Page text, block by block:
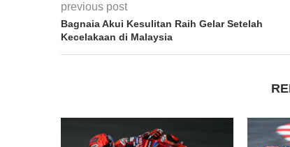
previous post
Bagnaia Akui Kesulitan Raih Gelar Setelah
Kecelakaan di Malaysia